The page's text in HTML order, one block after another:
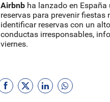
Airbnb ha lanzado en
reservas para prevenir fiestas
identificar reservas con un
conductas irresponsables,
viernes.